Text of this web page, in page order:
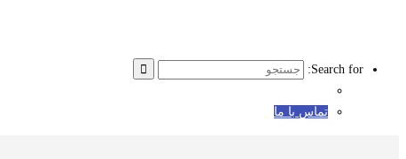
Search for:
تماس با ما